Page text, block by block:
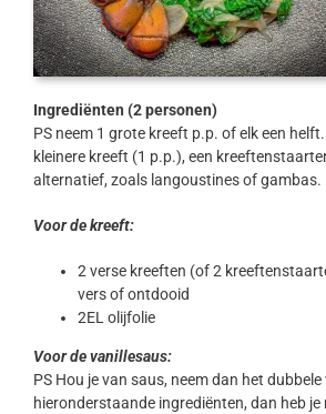
Ingrediënten (2 personen)
PS neem 1 grote kreeft p.p. of elk een
kleinere kreeft (1 p.p.), een
alternatief, zoals langoustines of gambas.
Voor de kreeft:
2 verse kreeften (of 2
vers of ontdooid
2EL olijfolie
Voor de vanillesaus:
PS Hou je van saus, neem dan het dubbele
hieronderstaande ingrediënten, dan heb